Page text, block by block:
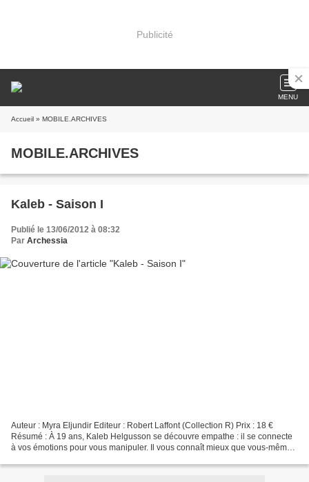
Publicité
MENU
Accueil » MOBILE.ARCHIVES
MOBILE.ARCHIVES
Kaleb - Saison I
Publié le 13/06/2012 à 08:32
Par Archessia
Auteur : Myra Eljundir Editeur : Robert Laffont (Collection R) Prix : 18 €
Résumé : À 19 ans, Kaleb Helgusson se découvre empathe : il se connecte
à vos émotions pour vous manipuler. Il vous connaît mieux que vous-mêmes.